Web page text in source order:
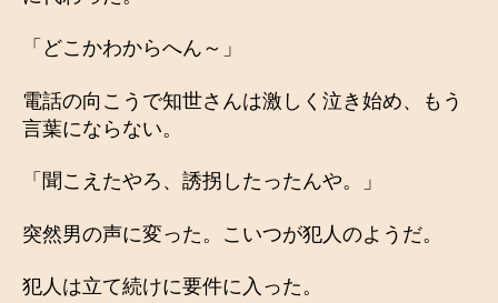
「どこかわからへん～」
電話の向こうで知世さんは激しく泣き始め、もう
言葉にならない。
「聞こえたやろ、誘拐したったんや。」
突然男の声に変った。こいつが犯人のようだ。
犯人は立て続けに要件に入った。